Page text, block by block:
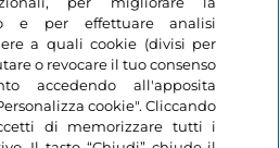
e per effettuare analisi
a quali cookie (divisi per
o revocare il tuo consenso
accedendo all'apposita
cookie". Cliccando
di memorizzare tutti i